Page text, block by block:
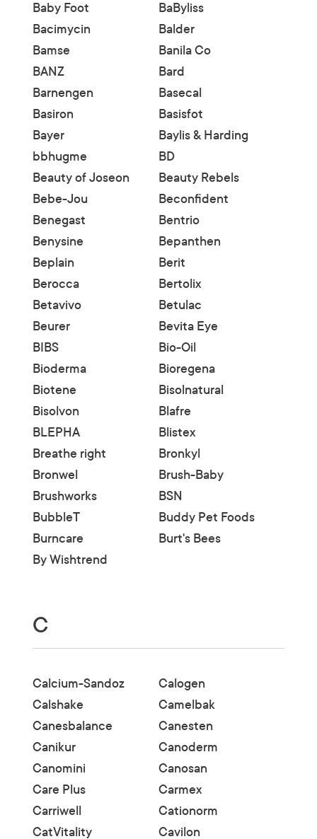
Baby Foot
BaByliss
Bacimycin
Balder
Bamse
Banila Co
BANZ
Bard
Barnengen
Basecal
Basiron
Basisfot
Bayer
Baylis & Harding
bbhugme
BD
Beauty of Joseon
Beauty Rebels
Bebe-Jou
Beconfident
Benegast
Bentrio
Benysine
Bepanthen
Beplain
Berit
Berocca
Bertolix
Betavivo
Betulac
Beurer
Bevita Eye
BIBS
Bio-Oil
Bioderma
Bioregena
Biotene
Bisolnatural
Bisolvon
Blafre
BLEPHA
Blistex
Breathe right
Bronkyl
Bronwel
Brush-Baby
Brushworks
BSN
BubbleT
Buddy Pet Foods
Burncare
Burt's Bees
By Wishtrend
C
Calcium-Sandoz
Calogen
Calshake
Camelbak
Canesbalance
Canesten
Canikur
Canoderm
Canomini
Canosan
Care Plus
Carmex
Carriwell
Cationorm
CatVitality
Cavilon